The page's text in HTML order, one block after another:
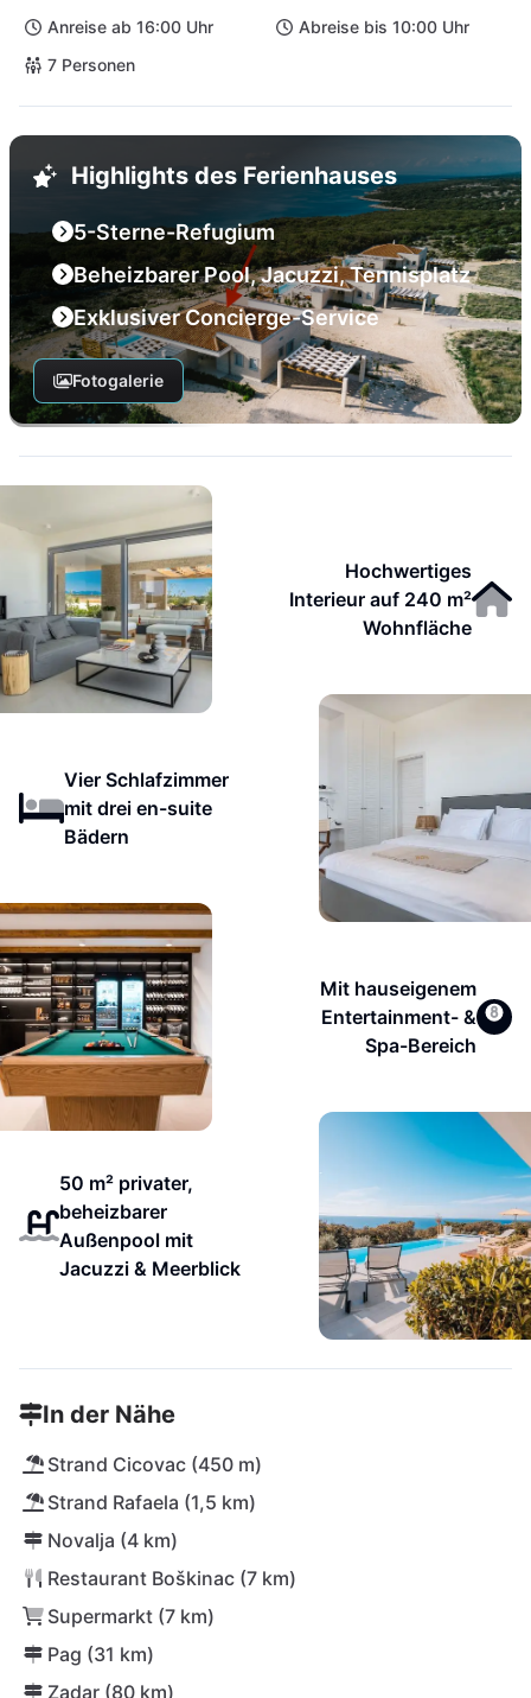
Anreise ab 16:00 Uhr
Abreise bis 10:00 Uhr
7 Personen
Highlights des Ferienhauses
5-Sterne-Refugium
Beheizbarer Pool, Jacuzzi, Tennisplatz
Exklusiver Concierge-Service
Fotogalerie
Hochwertiges
Interieur auf 240 m²
Wohnfläche
Vier Schlafzimmer
mit drei en-suite
Bädern
Mit hauseigenem
Entertainment- &
Spa-Bereich
50 m² privater,
beheizbarer
Außenpool mit
Jacuzzi & Meerblick
In der Nähe
Strand Cicovac (450 m)
Strand Rafaela (1,5 km)
Novalja (4 km)
Restaurant Boškinac (7 km)
Supermarkt (7 km)
Pag (31 km)
Zadar (80 km)